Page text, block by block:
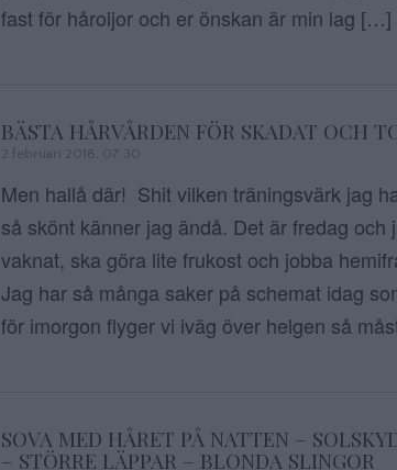
fast för håroljor och er önskan är min lag […]
BÄSTA HÅRVÅRDEN FÖR SKADAT OCH
2 februari 2018, 07:30
Men hallå där! Shit vilken träningsvärk jag
så skönt känner jag ändå. Det är fredag och
vaknat, ska göra lite frukost och jobba
Jag har så många saker på schemat idag
för imorgon flyger vi iväg över helgen så
SOVA MED HÅRET PÅ NATTEN –
– STÖRRE LÄPPAR – BLONDA SLINGOR